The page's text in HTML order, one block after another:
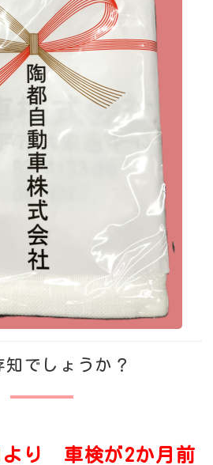
でしょうか？
より 車検が2か月前